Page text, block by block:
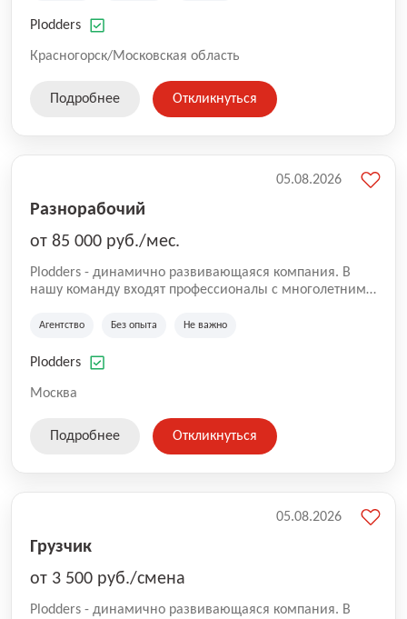
оказываемых услуг.
Plodders
Красногорск/Московская область
Подробнее Откликнуться
Разнорабочий
от 85 000 руб./мес.
Plodders - динамично развивающаяся компания. В
нашу команду входят профессионалы с многолетним
на рынке аутсорсинга, а накопленный опыт позволяют
оказываемых услуг.
Агентство Без опыта Не важно
Plodders
Москва
05.08.2026
Подробнее Откликнуться
Грузчик
от 3 500 руб./смена
Plodders - динамично развивающаяся компания. В
05.08.2026